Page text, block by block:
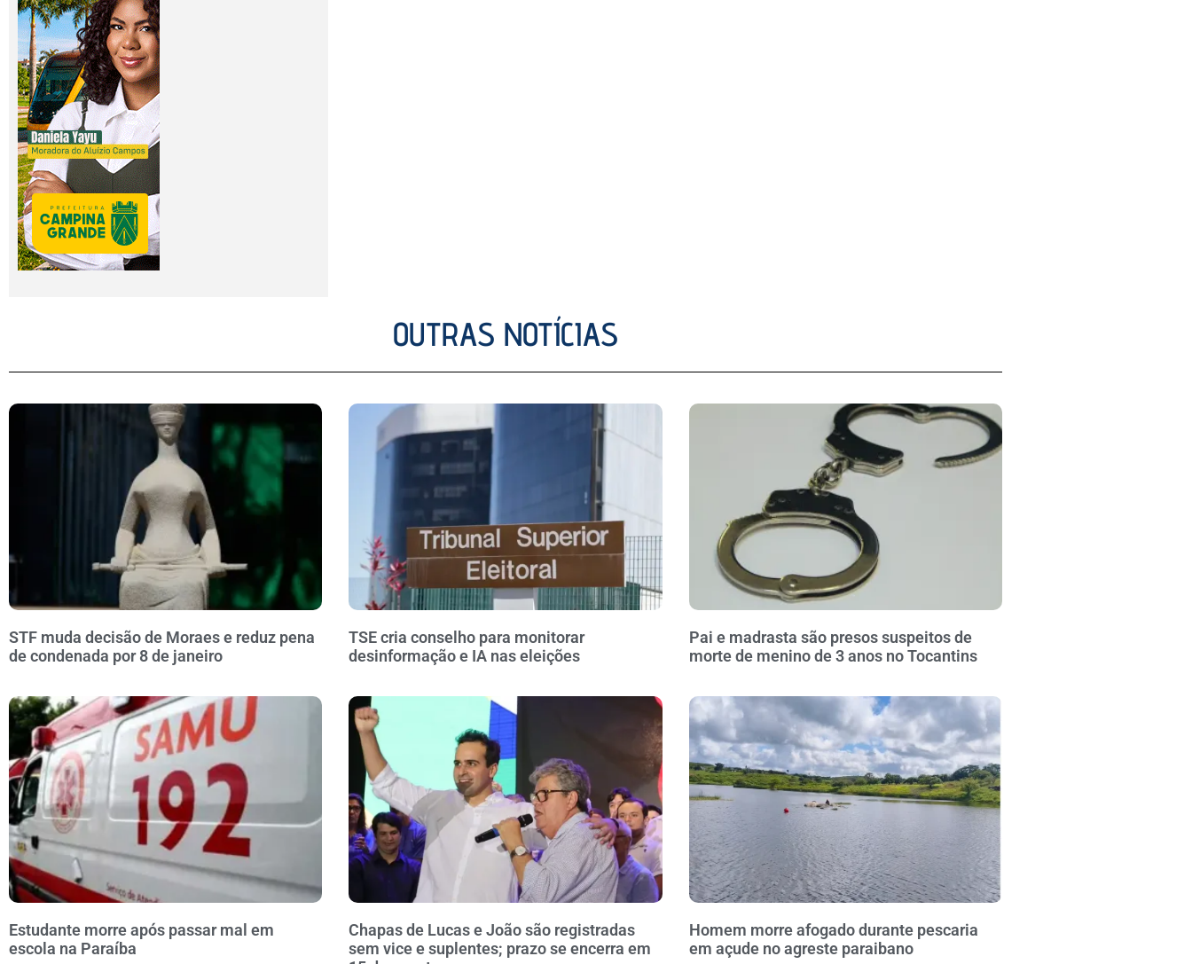
OUTRAS NOTÍCIAS
STF muda decisão de Moraes e reduz pena
de condenada por 8 de janeiro
TSE cria conselho para monitorar
desinformação e IA nas eleições
Pai e madrasta são presos suspeitos de
morte de menino de 3 anos no Tocantins
Estudante morre após passar mal em
escola na Paraíba
Chapas de Lucas e João são registradas
sem vice e suplentes; prazo se encerra em
Homem morre afogado durante pescaria
em açude no agreste paraibano